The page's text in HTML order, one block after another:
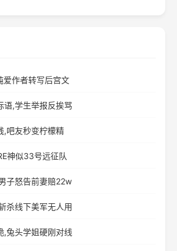
爱作者转写后宫文
语,学生举报反挨骂
,吧友秒变柠檬精
神似33号远征队
子怒告前妻赔22w
杀线下美军无人用
,兔头学姐硬刚对线